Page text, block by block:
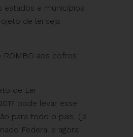
e municípios
de lei seja
aos cofres
de Lei
pode levar esse
para todo o país, (já
Federal e agora